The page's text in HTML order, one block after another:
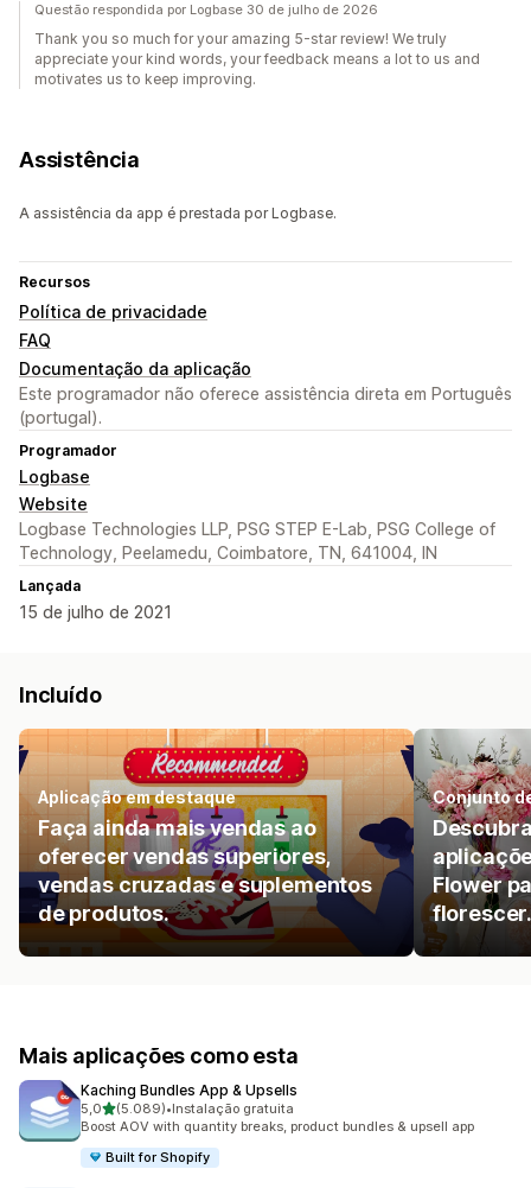
Questão respondida por Logbase 30 de julho de 2026
Thank you so much for your amazing 5-star review! We truly
appreciate your kind words, your feedback means a lot to us and
motivates us to keep improving.
Assistência
A assistência da app é prestada por Logbase.
Recursos
Política de privacidade
FAQ
Documentação da aplicação
Este programador não oferece assistência direta em Português
(portugal).
Programador
Logbase
Website
Logbase Technologies LLP, PSG STEP E-Lab, PSG College of
Technology, Peelamedu, Coimbatore, TN, 641004, IN
Lançada
15 de julho de 2021
Incluído
Aplicação em destaque
Faça ainda mais vendas ao
oferecer vendas superiores,
vendas cruzadas e suplementos
de produtos.
Conjunto
Flower
florescer.
Mais aplicações como esta
Kaching Bundles App & Upsells
5,0de 5 estrelas
(5.089)
5089 total de avaliações
•Instalação gratuita
Boost AOV with quantity breaks, product bundles & upsell app
Built for Shopify